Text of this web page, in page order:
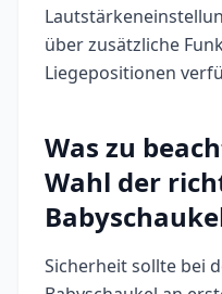
über zusätzliche
Liegepositionen
Was zu
Wahl der
Sicherheit sollte bei